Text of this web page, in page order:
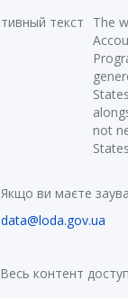
The
not
Якщо ви маєте
data@loda.gov.ua
Весь контент